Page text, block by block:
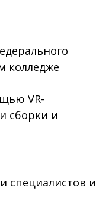
колледже
VR-
сборки и
специалистов и